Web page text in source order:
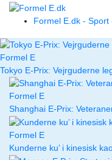
Formel E.dk - Sport
Formel E
Tokyo E-Prix: Vejrguderne
Formel E
Shanghai E-Prix:
Formel E
Kunderne ku’ i kinesisk